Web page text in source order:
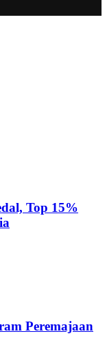
Top 15%
Peremajaan